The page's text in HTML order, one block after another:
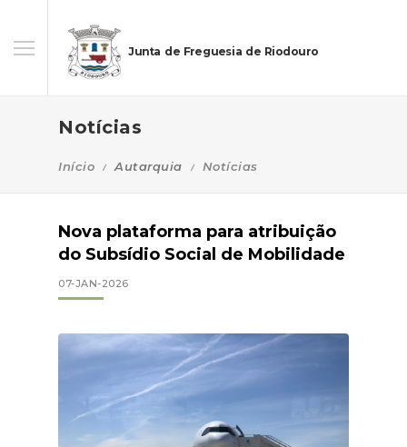
Junta de Freguesia de Riodouro
Notícias
Início Autarquia Notícias
Nova plataforma para atribuição
do Subsídio Social de Mobilidade
07-JAN-2026